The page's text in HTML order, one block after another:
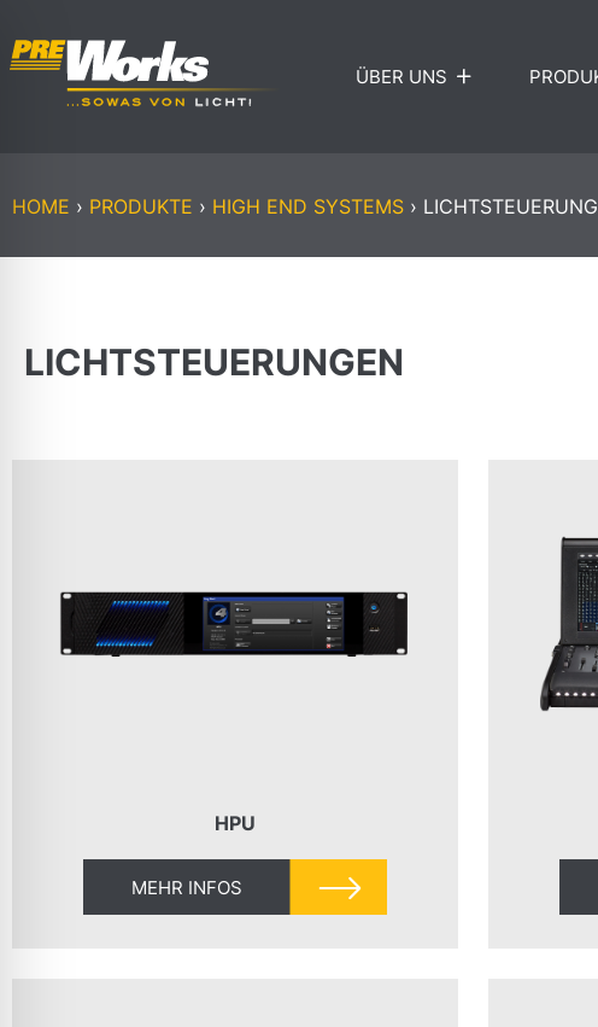
ÜBER UNS
HOME › PRODUKTE › HIGH END SYSTEMS ›
LICHTSTEUERUNGEN
HPU
MEHR INFOS